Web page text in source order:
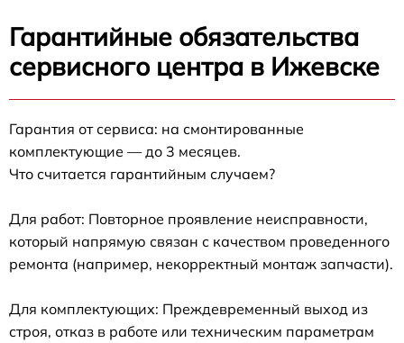
Гарантийные обязательства
сервисного центра в Ижевске
Гарантия от сервиса: на смонтированные
комплектующие — до 3 месяцев.
Что считается гарантийным случаем?
Для работ: Повторное проявление неисправности,
который напрямую связан с качеством проведенного
ремонта (например, некорректный монтаж запчасти).
Для комплектующих: Преждевременный выход из
строя, отказ в работе или техническим параметрам